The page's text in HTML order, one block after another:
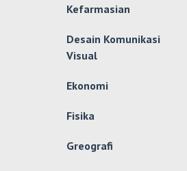
Kefarmasian
Desain Komunikasi
Visual
Ekonomi
Fisika
Greografi